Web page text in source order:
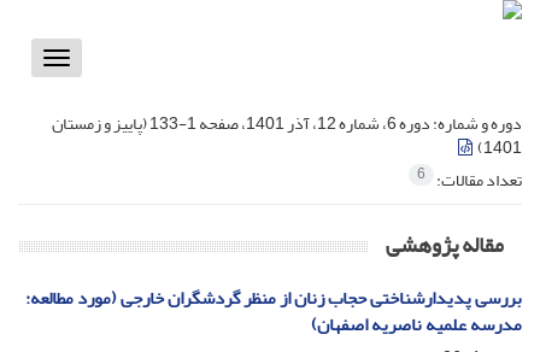
Toggle
دوره و شماره:
دوره 6، شماره 12، آذر 1401، صفحه 1-133 (پاییز و زمستان
1401)
تعداد مقالات: 6
مقاله پژوهشی
بررسی پدیدارشناختی حجاب زنان از منظر گردشگران خارجی (مورد مطالعه:
مدرسه علمیه ناصریه اصفهان)